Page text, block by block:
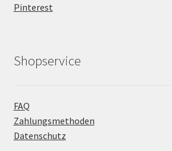
Pinterest
Shopservice
FAQ
Zahlungsmethoden
Datenschutz